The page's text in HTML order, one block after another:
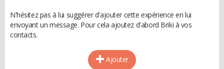
N'hésitez pas à lui suggérer d'ajouter cette expérience en lui
envoyant un message. Pour cela ajoutez d'abord Briki à vos
contacts.
Ajouter